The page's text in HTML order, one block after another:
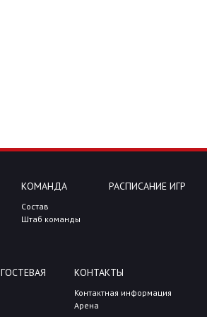
КОМАНДА
Состав
Штаб команды
РАСПИСАНИЕ ИГР
ГОСТЕВАЯ КОНТАКТЫ
Контактная информация
Арена